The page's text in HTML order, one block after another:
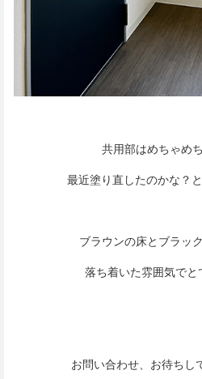
共用部はめちゃめ
最近塗り直したのかな？
ブラウンの床とブラッ
落ち着いた雰囲気で